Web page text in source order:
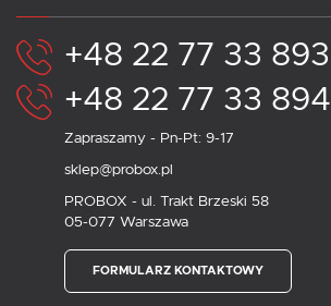
+48 22 77 33 893
+48 22 77 33 894
Zapraszamy - Pn-Pt: 9-17
sklep@probox.pl
PROBOX - ul. Trakt Brzeski 58
05-077 Warszawa
FORMULARZ KONTAKTOWY